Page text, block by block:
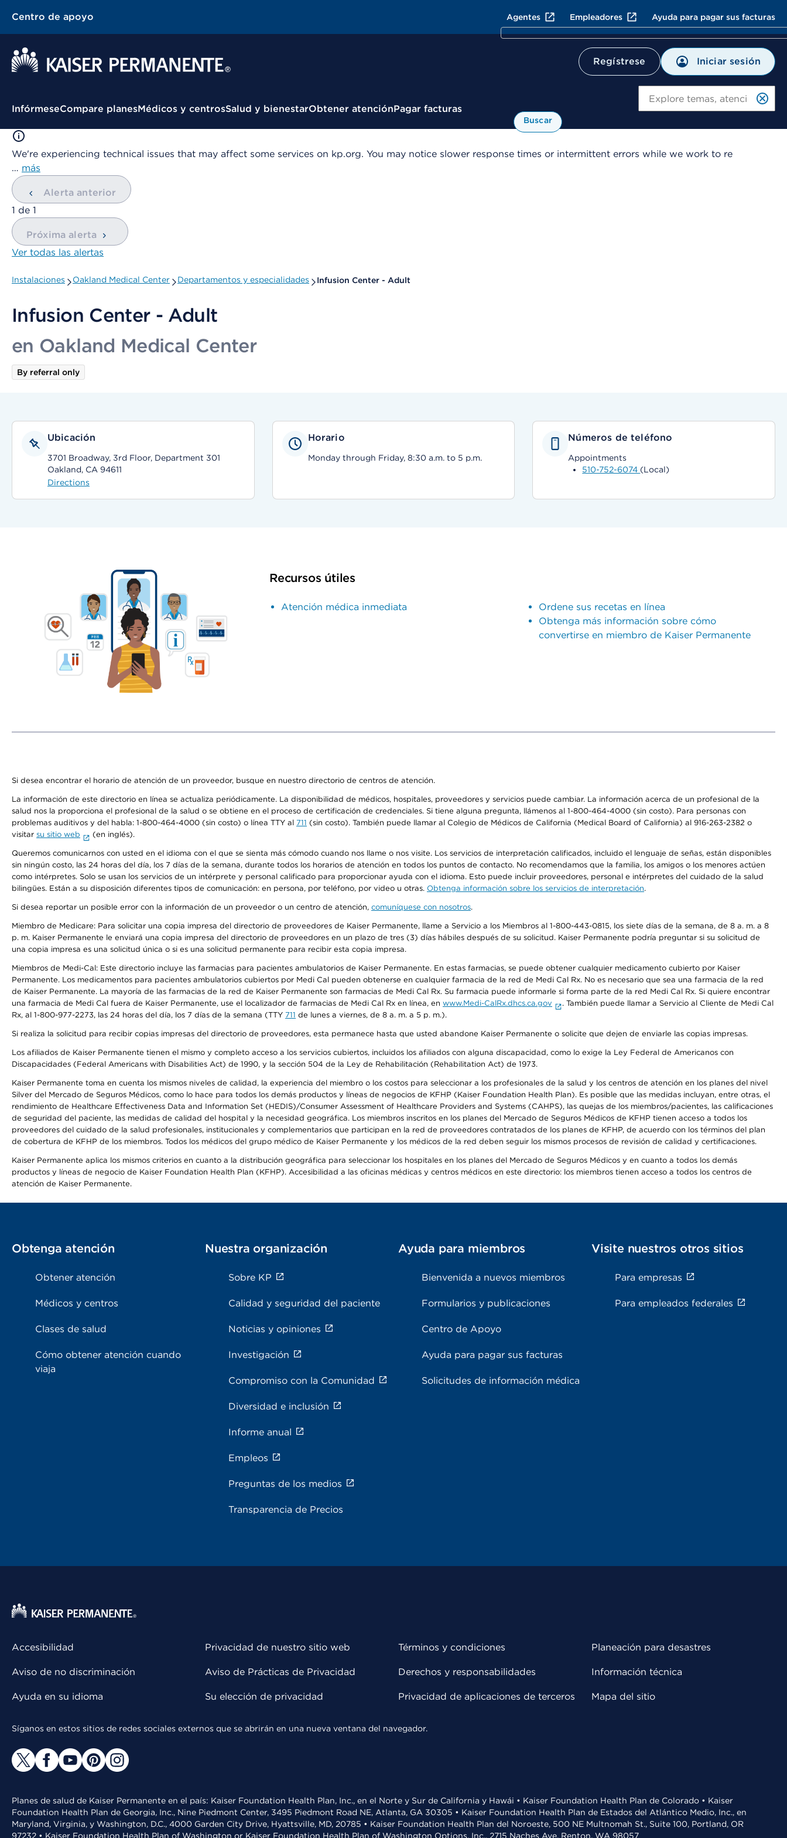
Centro de apoyo Agentes Empleadores Ayuda para pagar sus facturas
Regístrese Iniciar sesión
Menú contextual
InfórmeseCompare planesMédicos y centrosSalud y bienestarObtener atenciónPagar facturas
Buscar
We're experiencing technical issues that may affect some services on kp.org. You may notice slower response times or intermittent errors while we work to re
… más
Alerta anterior
mostrando
1 de 1
Próxima alerta
Ver todas las alertas
Instalaciones Oakland Medical Center Departamentos y especialidades Infusion Center - Adult
Infusion Center - Adult
en Oakland Medical Center
By referral only
Ubicación
3701 Broadway, 3rd Floor, Department 301
Oakland, CA 94611
Directions
Horario
Monday through Friday, 8:30 a.m. to 5 p.m.
Números de teléfono
Appointments
510-752-6074 (Local)
Recursos útiles
Atención médica inmediata
Ordene sus recetas en línea
Obtenga más información sobre cómo
convertirse en miembro de Kaiser Permanente
Si desea encontrar el horario de atención de un proveedor, busque en nuestro directorio de centros de atención.
La información de este directorio en línea se actualiza periódicamente. La disponibilidad de médicos, hospitales, proveedores y servicios puede cambiar. La información acerca de un profesional de la
salud nos la proporciona el profesional de la salud o se obtiene en el proceso de certificación de credenciales. Si tiene alguna pregunta, llámenos al 1-800-464-4000 (sin costo). Para personas con
problemas auditivos y del habla: 1-800-464-4000 (sin costo) o línea TTY al 711 (sin costo). También puede llamar al Colegio de Médicos de California (Medical Board of California) al 916-263-2382 o
visitar su sitio web (en inglés).
Queremos comunicarnos con usted en el idioma con el que se sienta más cómodo cuando nos llame o nos visite. Los servicios de interpretación calificados, incluido el lenguaje de señas, están disponibles
sin ningún costo, las 24 horas del día, los 7 días de la semana, durante todos los horarios de atención en todos los puntos de contacto. No recomendamos que la familia, los amigos o los menores actúen
como intérpretes. Solo se usan los servicios de un intérprete y personal calificado para proporcionar ayuda con el idioma. Esto puede incluir proveedores, personal e intérpretes del cuidado de la salud
bilingües. Están a su disposición diferentes tipos de comunicación: en persona, por teléfono, por video u otras. Obtenga información sobre los servicios de interpretación.
Si desea reportar un posible error con la información de un proveedor o un centro de atención, comuníquese con nosotros.
Miembro de Medicare: Para solicitar una copia impresa del directorio de proveedores de Kaiser Permanente, llame a Servicio a los Miembros al 1-800-443-0815, los siete días de la semana, de 8 a. m. a 8
p. m. Kaiser Permanente le enviará una copia impresa del directorio de proveedores en un plazo de tres (3) días hábiles después de su solicitud. Kaiser Permanente podría preguntar si su solicitud de
una copia impresa es una solicitud única o si es una solicitud permanente para recibir esta copia impresa.
Miembros de Medi-Cal: Este directorio incluye las farmacias para pacientes ambulatorios de Kaiser Permanente. En estas farmacias, se puede obtener cualquier medicamento cubierto por Kaiser
Permanente. Los medicamentos para pacientes ambulatorios cubiertos por Medi Cal pueden obtenerse en cualquier farmacia de la red de Medi Cal Rx. No es necesario que sea una farmacia de la red
de Kaiser Permanente. La mayoría de las farmacias de la red de Kaiser Permanente son farmacias de Medi Cal Rx. Su farmacia puede informarle si forma parte de la red Medi Cal Rx. Si quiere encontrar
una farmacia de Medi Cal fuera de Kaiser Permanente, use el localizador de farmacias de Medi Cal Rx en línea, en www.Medi-CalRx.dhcs.ca.gov
. También puede llamar a Servicio al Cliente de Medi Cal
Rx, al 1-800-977-2273, las 24 horas del día, los 7 días de la semana (TTY 711 de lunes a viernes, de 8 a. m. a 5 p. m.).
Si realiza la solicitud para recibir copias impresas del directorio de proveedores, esta permanece hasta que usted abandone Kaiser Permanente o solicite que dejen de enviarle las copias impresas.
Los afiliados de Kaiser Permanente tienen el mismo y completo acceso a los servicios cubiertos, incluidos los afiliados con alguna discapacidad, como lo exige la Ley Federal de Americanos con
Discapacidades (Federal Americans with Disabilities Act) de 1990, y la sección 504 de la Ley de Rehabilitación (Rehabilitation Act) de 1973.
Kaiser Permanente toma en cuenta los mismos niveles de calidad, la experiencia del miembro o los costos para seleccionar a los profesionales de la salud y los centros de atención en los planes del nivel
Silver del Mercado de Seguros Médicos, como lo hace para todos los demás productos y líneas de negocios de KFHP (Kaiser Foundation Health Plan). Es posible que las medidas incluyan, entre otras, el
rendimiento de Healthcare Effectiveness Data and Information Set (HEDIS)/Consumer Assessment of Healthcare Providers and Systems (CAHPS), las quejas de los miembros/pacientes, las calificaciones
de seguridad del paciente, las medidas de calidad del hospital y la necesidad geográfica. Los miembros inscritos en los planes del Mercado de Seguros Médicos de KFHP tienen acceso a todos los
proveedores del cuidado de la salud profesionales, institucionales y complementarios que participan en la red de proveedores contratados de los planes de KFHP, de acuerdo con los términos del plan
de cobertura de KFHP de los miembros. Todos los médicos del grupo médico de Kaiser Permanente y los médicos de la red deben seguir los mismos procesos de revisión de calidad y certificaciones.
Kaiser Permanente aplica los mismos criterios en cuanto a la distribución geográfica para seleccionar los hospitales en los planes del Mercado de Seguros Médicos y en cuanto a todos los demás
productos y líneas de negocio de Kaiser Foundation Health Plan (KFHP). Accesibilidad a las oficinas médicas y centros médicos en este directorio: los miembros tienen acceso a todos los centros de
atención de Kaiser Permanente.
Obtenga atención
Obtener atención
Médicos y centros
Clases de salud
Cómo obtener atención cuando
viaja
Nuestra organización
Sobre KP
Calidad y seguridad del paciente
Noticias y opiniones
Investigación
Compromiso con la Comunidad
Diversidad e inclusión
Informe anual
Empleos
Preguntas de los medios
Transparencia de Precios
Ayuda para miembros
Bienvenida a nuevos miembros
Formularios y publicaciones
Centro de Apoyo
Ayuda para pagar sus facturas
Solicitudes de información médica
Visite nuestros otros sitios
Para empresas
Para empleados federales
Accesibilidad
Aviso de no discriminación
Ayuda en su idioma
Privacidad de nuestro sitio web
Aviso de Prácticas de Privacidad
Su elección de privacidad
Términos y condiciones
Derechos y responsabilidades
Privacidad de aplicaciones de terceros
Planeación para desastres
Información técnica
Mapa del sitio
Síganos en estos sitios de redes sociales externos que se abrirán en una nueva ventana del navegador.
Planes de salud de Kaiser Permanente en el país: Kaiser Foundation Health Plan, Inc., en el Norte y Sur de California y Hawái • Kaiser Foundation Health Plan de Colorado • Kaiser
Foundation Health Plan de Georgia, Inc., Nine Piedmont Center, 3495 Piedmont Road NE, Atlanta, GA 30305 • Kaiser Foundation Health Plan de Estados del Atlántico Medio, Inc., en
Maryland, Virginia, y Washington, D.C., 4000 Garden City Drive, Hyattsville, MD, 20785 • Kaiser Foundation Health Plan del Noroeste, 500 NE Multnomah St., Suite 100, Portland, OR
97232 • Kaiser Foundation Health Plan of Washington or Kaiser Foundation Health Plan of Washington Options, Inc., 2715 Naches Ave, Renton, WA 98057